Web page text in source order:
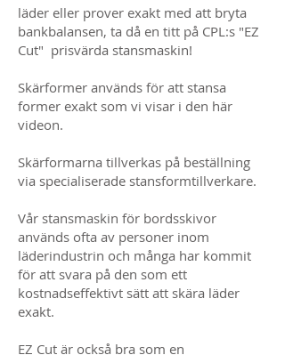
läder eller prover exakt med att bryta
bankbalansen, ta då en titt på CPL:s "EZ
Cut" prisvärda stansmaskin!
Skärformer används för att stansa
former exakt som vi visar i den här
videon.
Skärformarna tillverkas på beställning
via specialiserade stansformtillverkare.
Vår stansmaskin för bordsskivor
används ofta av personer inom
läderindustrin och många har kommit
för att svara på den som ett
kostnadseffektivt sätt att skära läder
exakt.
EZ Cut är också bra som en